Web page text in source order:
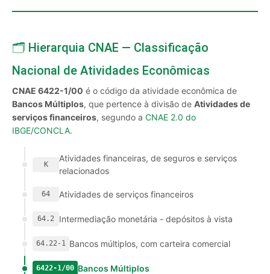
🗂️ Hierarquia CNAE — Classificação
Nacional de Atividades Econômicas
CNAE 6422-1/00 é o código da atividade econômica de
Bancos Múltiplos, que pertence à divisão de Atividades de
serviços financeiros, segundo a CNAE 2.0 do
IBGE/CONCLA.
K
Atividades financeiras, de seguros e serviços
relacionados
64 Atividades de serviços financeiros
64.2 Intermediação monetária - depósitos à vista
64.22-1 Bancos múltiplos, com carteira comercial
6422-1/00 Bancos Múltiplos